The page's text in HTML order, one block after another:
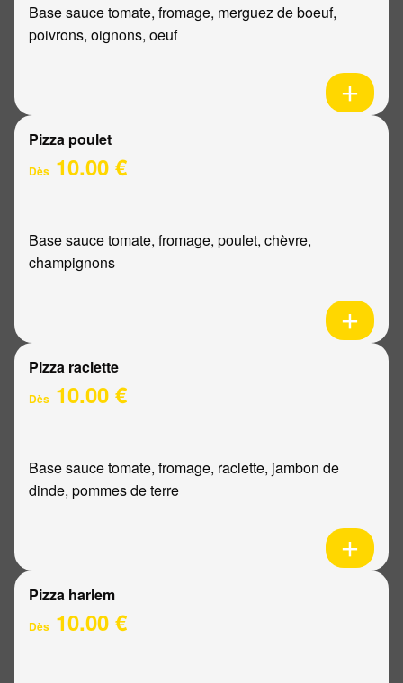
Base sauce tomate, fromage, merguez de boeuf,
poivrons, oignons, oeuf
Pizza poulet
Dès 10.00 €
Base sauce tomate, fromage, poulet, chèvre,
champignons
Pizza raclette
Dès 10.00 €
Base sauce tomate, fromage, raclette, jambon de
dinde, pommes de terre
Pizza harlem
Dès 10.00 €